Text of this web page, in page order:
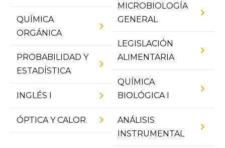
QUÍMICA
ORGÁNICA
chevron_right
PROBABILIDAD Y
ESTADÍSTICA
chevron_right
INGLÉS I chevron_right
ÓPTICA Y CALOR chevron_right
MICROBIOLOGÍA
GENERAL
chevron_right
LEGISLACIÓN
ALIMENTARIA
chevron_right
QUÍMICA
BIOLÓGICA I
chevron_right
ANÁLISIS
INSTRUMENTAL
chevron_right